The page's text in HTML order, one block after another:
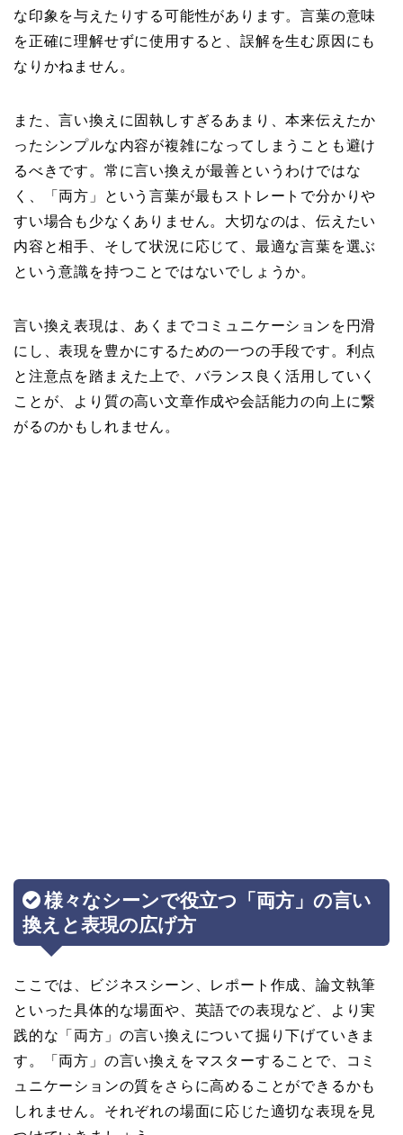
な印象を与えたりする可能性があります。言葉の意味
を正確に理解せずに使用すると、誤解を生む原因にも
なりかねません。
また、言い換えに固執しすぎるあまり、本来伝えたか
ったシンプルな内容が複雑になってしまうことも避け
るべきです。常に言い換えが最善というわけではな
く、「両方」という言葉が最もストレートで分かりや
すい場合も少なくありません。大切なのは、伝えたい
内容と相手、そして状況に応じて、最適な言葉を選ぶ
という意識を持つことではないでしょうか。
言い換え表現は、あくまでコミュニケーションを円滑
にし、表現を豊かにするための一つの手段です。利点
と注意点を踏まえた上で、バランス良く活用していく
ことが、より質の高い文章作成や会話能力の向上に繋
がるのかもしれません。
様々なシーンで役立つ「両方」の言い
換えと表現の広げ方
ここでは、ビジネスシーン、レポート作成、論文執筆
といった具体的な場面や、英語での表現など、より実
践的な「両方」の言い換えについて掘り下げていきま
す。「両方」の言い換えをマスターすることで、コミ
ュニケーションの質をさらに高めることができるかも
しれません。それぞれの場面に応じた適切な表現を見